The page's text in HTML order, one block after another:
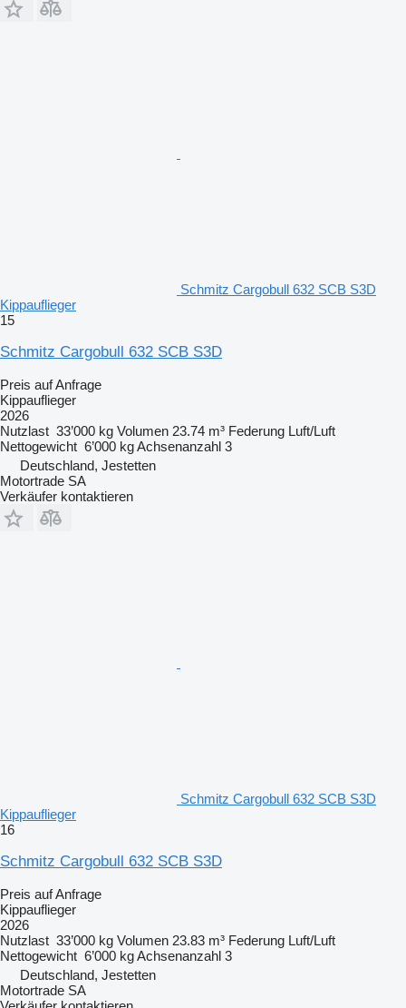
Schmitz Cargobull 632 SCB S3D
Kippauflieger
15
Schmitz Cargobull 632 SCB S3D
Preis auf Anfrage
Kippauflieger
2026
Nutzlast 33’000 kg Volumen 23.74 m³ Federung Luft/Luft
Nettogewicht 6’000 kgAchsenanzahl 3
Deutschland, Jestetten
Motortrade SA
Verkäufer kontaktieren
Schmitz Cargobull 632 SCB S3D
Kippauflieger
16
Schmitz Cargobull 632 SCB S3D
Preis auf Anfrage
Kippauflieger
2026
Nutzlast 33’000 kg Volumen 23.83 m³ Federung Luft/Luft
Nettogewicht 6’000 kgAchsenanzahl 3
Deutschland, Jestetten
Motortrade SA